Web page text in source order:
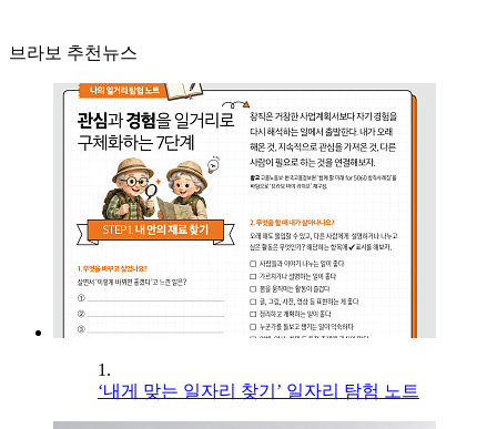
브라보 추천뉴스
1.
‘내게 맞는 일자리 찾기’ 일자리 탐험 노트